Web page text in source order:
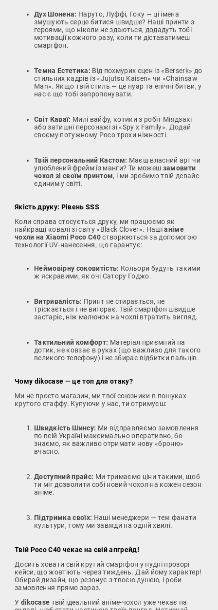
Дух Шонена: Наруто, Луффі, Гоку — ці імена
змушують серце битися швидше? Наші принти з
героями, що ніколи не здаються, додадуть тобі
мотивації кожного разу, коли ти діставатимеш
смартфон.
Темна Естетика: Від похмурих сцен із «Berserk» до
стильних кадрів із «Jujutsu Kaisen» чи «Chainsaw
Man». Якщо твій стиль — це нуар та епічні битви, у
нас є що тобі запропонувати.
Світ Каваї: Милі вайфу, котики з робіт Міядзакі
або затишні персонажі зі «Spy x Family». Додай
своєму потужному Poco трохи ніжності.
Твій персональний Кастом: Маєш власний арт чи
улюблений фрейм із манги? Ти можеш замовити
чохол зі своїм принтом, і ми зробимо твій девайс
єдиним у світі.
Якість друку: Рівень SSS
Коли справа стосується друку, ми працюємо як
найкращі ковалі зі світу «Black Clover». Нашіаніме
чохли на Xiaomi Poco C40створюються за допомогою
технології UV-нанесення, що гарантує:
Неймовірну соковитість: Кольори будуть такими
ж яскравими, як очі Сатору Годжо.
Витривалість: Принт не стирається, не
тріскається і не вигорає. Твій смартфон швидше
застаріє, ніж малюнок на чохлі втратить вигляд.
Тактильний комфорт: Матеріал приємний на
дотик, не ковзає в руках (що важливо для такого
великого телефону) і не збирає відбитки пальців.
Чому dikocase — це топ для отаку?
Ми не просто магазин, ми твої союзники в пошуках
крутого стаффу. Купуючи у нас, ти отримуєш:
Швидкість Шинсу: Ми відправляємо замовлення
по всій Україні максимально оперативно, бо
знаємо, як важливо отримати нову «броню»
вчасно.
Доступний прайс: Ми тримаємо ціни такими, щоб
ти міг дозволити собі новий чохол на кожен сезон
аніме.
Підтримка своїх: Наші менеджери — теж фанати
культури, тому ми завжди на одній хвилі.
Твій Poco C40 чекає на свій апгрейд!
Досить ховати свій крутий смартфон у нудні прозорі
кейси, що жовтіють через тиждень. Дай йому характер!
Обирай дизайн, що резонує з твоєю душею, і роби
замовлення прямо зараз.
У dikocase твій ідеальний аніме-чохол уже чекає на